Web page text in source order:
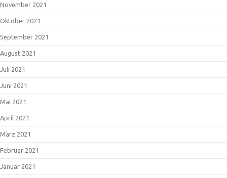
November 2021
Oktober 2021
September 2021
August 2021
Juli 2021
Juni 2021
Mai 2021
April 2021
März 2021
Februar 2021
Januar 2021